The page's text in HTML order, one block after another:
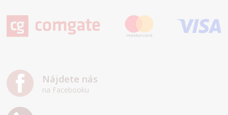
Nájdete nás
na Facebooku